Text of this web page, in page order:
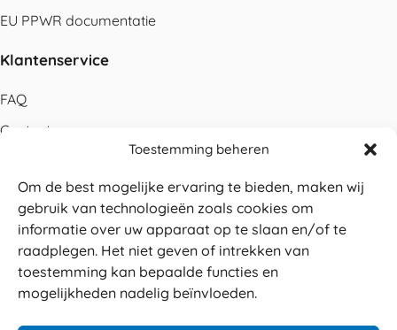
Toestemming beheren
Om de best mogelijke ervaring te bieden, maken wij
gebruik van technologieën zoals cookies om
informatie over uw apparaat op te slaan en/of te
raadplegen. Het niet geven of intrekken van
toestemming kan bepaalde functies en
mogelijkheden nadelig beïnvloeden.
EU PPWR documentatie
Klantenservice
FAQ
Contact
Betalen
Levering
Retouren
Service en garantie